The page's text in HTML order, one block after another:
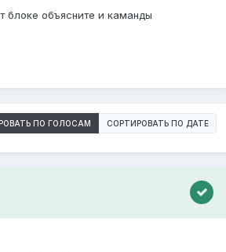
блоке объясните и каманды
ПО ГОЛОСАМ СОРТИРОВАТЬ ПО ДАТЕ